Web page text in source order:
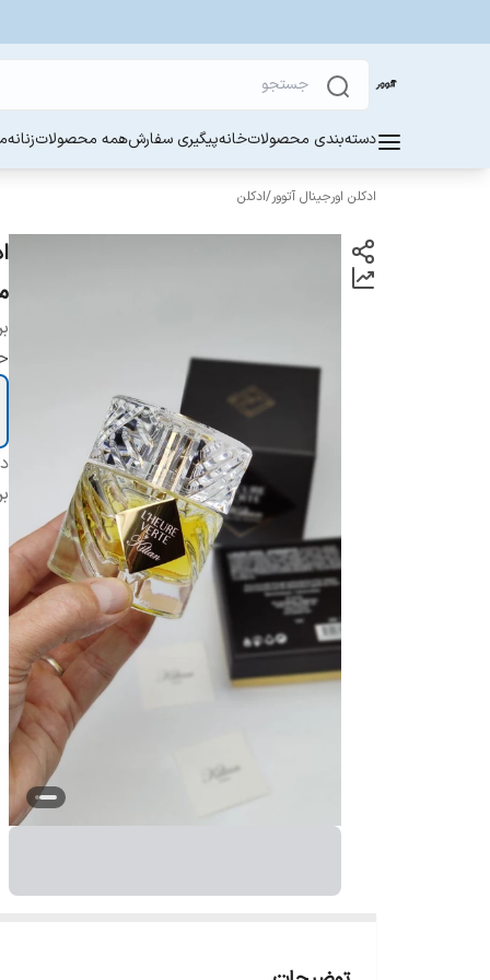
دسته‌بندی محصولاتخانهپیگیری سفارشهمه محصولاتزنانه
ادکلن اورجینال آتوور/ادکلن